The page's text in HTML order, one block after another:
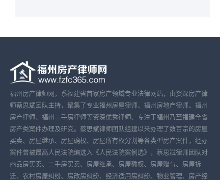
福州房产律师网，系福建省首家房产领域专业法律网站，由资深房产律
师蔡思斌团队主持，聚集了专业福州房屋律师、福州房地产律师、福州
房产律师、福州二手房律师等资深优秀律师、专注于福州乃至福建全省
房产类案件办理及研究。蔡思斌律师团队组建以来办理了数百宗的房屋
买卖、房屋继承、房屋确权、房屋所有权分割等各类型房产案件，经办
案件曾被最高人民法院编选入《人民法院案例选》，蔡思斌律师团队对
商品房买卖、二手房买卖、房屋继承、房屋确权、房屋赠与、房屋拆
迁、农村房屋纠纷、房改房纠纷、经济适用房纠纷、物业管理、房产经